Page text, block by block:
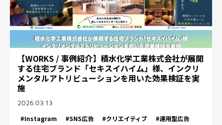
【WORKS / 事例紹介】積水化学工業株式会社が展開
する住宅ブランド「セキスイハイム」様、インクリ
メンタルアトリビューションを用いた効果検証を実
施
2026.03.13
#Instagram
#SNS広告 #クリエイティブ
#運用型広告